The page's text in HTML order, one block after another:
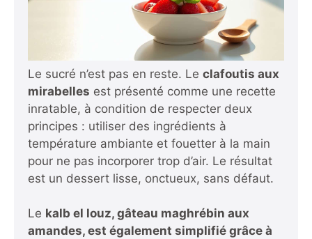
Le sucré n’est pas en reste. Le clafoutis aux
mirabelles est présenté comme une recette
inratable, à condition de respecter deux
principes : utiliser des ingrédients à
température ambiante et fouetter à la main
pour ne pas incorporer trop d’air. Le résultat
est un dessert lisse, onctueux, sans défaut.
Le kalb el louz, gâteau maghrébin aux
amandes, est également simplifié grâce à